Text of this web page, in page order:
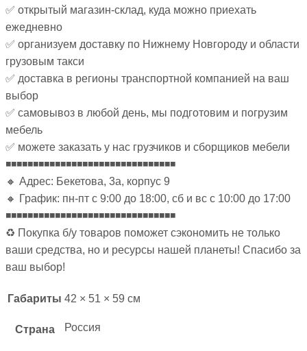
✅ открытый магазин-склад, куда можно приехать
ежедневно
✅ организуем доставку по Нижнему Новгороду и области
грузовым такси
✅ доставка в регионы транспортной компанией на ваш
выбор
✅ самовывоз в любой день, мы подготовим и погрузим
мебель
✅ можете заказать у нас грузчиков и сборщиков мебели
◾◾◾◾◾◾◾◾◾◾◾◾◾◾◾◾◾◾◾◾◾◾◾◾◾◾◾◾◾◾◾
🔸 Адрес: Бекетова, 3а, корпус 9
🔸 График: пн-пт с 9:00 до 18:00, сб и вс с 10:00 до 17:00
◾◾◾◾◾◾◾◾◾◾◾◾◾◾◾◾◾◾◾◾◾◾◾◾◾◾◾◾◾◾◾
♻ Покупка б/у товаров поможет сэкономить не только
ваши средства, но и ресурсы нашей планеты! Спасибо за
ваш выбор!
Габариты 42 × 51 × 59 см
Страна Россия